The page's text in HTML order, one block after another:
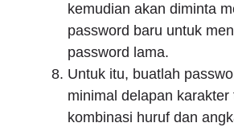
kemudian akan diminta
password baru untuk
password lama.
Untuk itu, buatlah
minimal delapan karakter
kombinasi huruf dan